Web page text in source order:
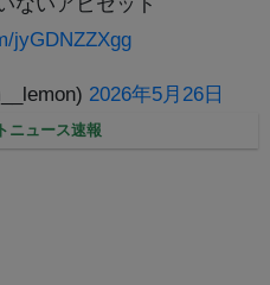
jyGDNZZXgg
2026年5月26日
ニュース速報